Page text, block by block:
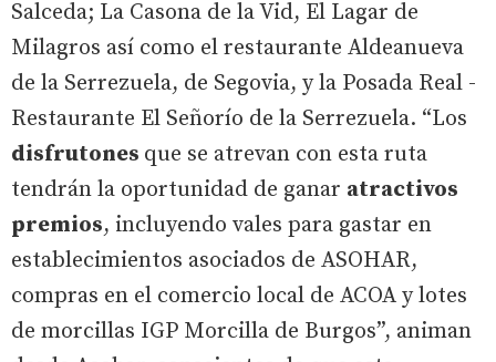
Salceda; La Casona de la Vid, El Lagar de
Milagros así como el restaurante Aldeanueva
de la Serrezuela, de Segovia, y la Posada Real -
Restaurante El Señorío de la Serrezuela. “Los
disfrutones que se atrevan con esta ruta
tendrán la oportunidad de ganar atractivos
premios, incluyendo vales para gastar en
establecimientos asociados de ASOHAR,
compras en el comercio local de ACOA y lotes
de morcillas IGP Morcilla de Burgos”, animan